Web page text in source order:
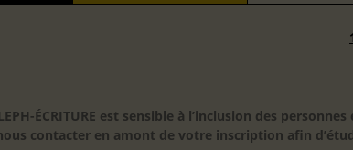
ÉCRITURE est sensible à l’inclusion des
contacter en amont de votre inscription afin